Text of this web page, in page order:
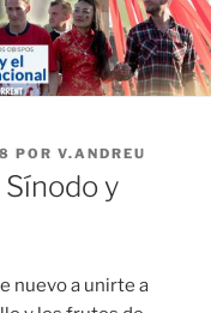
POR V.ANDREU
y
nuevo a unirte a